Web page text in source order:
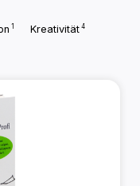
1 Kreativität4